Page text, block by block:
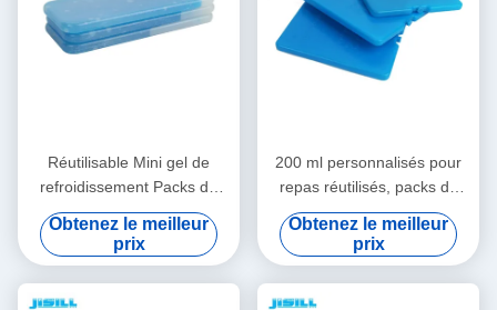
Réutilisable Mini gel de
refroidissement Packs de
glace pour le déjeuner Packs
de congélateur durables
pour les aliments surgelés
Obtenez le meilleur
prix
200 ml personnalisés pour
repas réutilisés, packs de
glace en gel, plaque de
refroidissement pour la
maison, pour les aliments
surgelés
Obtenez le meilleur
prix